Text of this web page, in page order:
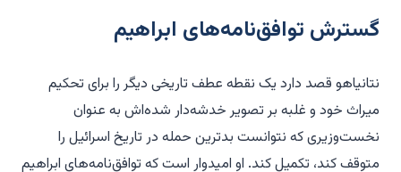
گسترش توافق‌نامه‌های ابراهیم
نتانیاهو قصد دارد یک نقطه عطف تاریخی دیگر را برای تحکیم
میراث خود و غلبه بر تصویر خدشه‌دار شده‌اش به عنوان
نخست‌وزیری که نتوانست بدترین حمله در تاریخ اسرائیل را
متوقف کند، تکمیل کند. او امیدوار است که توافق‌نامه‌های ابراهیم